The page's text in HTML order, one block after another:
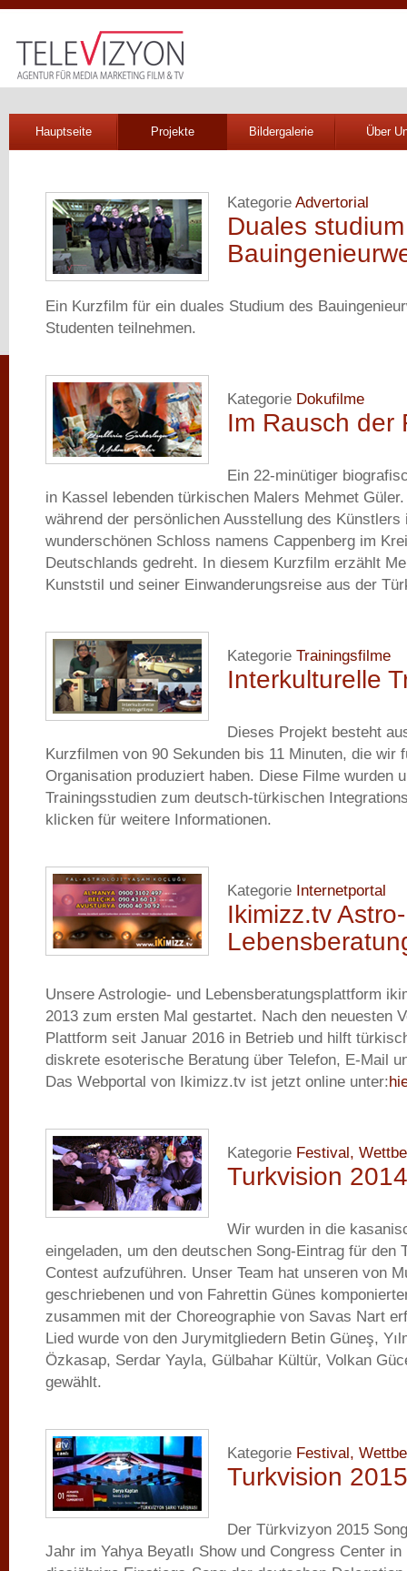
Hauptseite Projekte Bildergalerie Über
Kategorie Advertorial
Duales
Ein Kurzfilm für ein duales Studium des
Studenten teilnehmen.
Kategorie Dokufilme
Im Rausch der
Ein 22-minütiger
in Kassel lebenden türkischen Malers Mehmet
während der persönlichen Ausstellung des Künstlers
wunderschönen Schloss namens Cappenberg im
Deutschlands gedreht. In diesem Kurzfilm erzählt
Kunststil und seiner Einwanderungsreise aus der
Kategorie Trainingsfilme
Interkulturelle
Dieses Projekt besteht
Kurzfilmen von 90 Sekunden bis 11 Minuten, die wir
Organisation produziert haben. Diese Filme wurden
Trainingsstudien zum deutsch-türkischen
klicken für weitere Informationen.
Kategorie Internetportal
Ikimizz.tv
Unsere Astrologie- und Lebensberatungsplattform
2013 zum ersten Mal gestartet. Nach den neuesten
Plattform seit Januar 2016 in Betrieb und hilft
diskrete esoterische Beratung über Telefon, E-Mail
Das Webportal von Ikimizz.tv ist jetzt online unter:
Kategorie Festival,
Turkvision 2014
Wir wurden in die
eingeladen, um den deutschen Song-Eintrag für den
Contest aufzuführen. Unser Team hat unseren von
geschriebenen und von Fahrettin Günes
zusammen mit der Choreographie von Savas Nart
Lied wurde von den Jurymitgliedern Betin Güneş,
Özkasap, Serdar Yayla, Gülbahar Kültür, Volkan
gewählt.
Kategorie Festival,
Turkvision 2015
Der Türkvizyon 2015
Jahr im Yahya Beyatlı Show und Congress Center